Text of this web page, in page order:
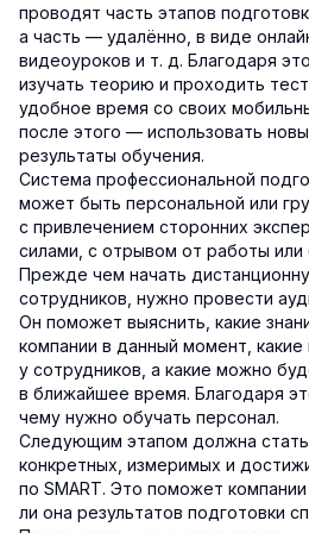
проводят часть этапов
а часть — удалённо, в виде
видеоуроков и т. д. Благодаря
изучать теорию и проходить
удобное время со своих
после этого — использовать
результаты обучения.
Система профессиональной
может быть персональной или
с привлечением сторонних
силами, с отрывом от работы или
Прежде чем начать
сотрудников, нужно провести
Он поможет выяснить, какие
компании в данный момент, какие
у сотрудников, а какие можно
в ближайшее время. Благодаря
чему нужно обучать персонал.
Следующим этапом должна стать
конкретных, измеримых и
по SMART. Это поможет
ли она результатов подготовки